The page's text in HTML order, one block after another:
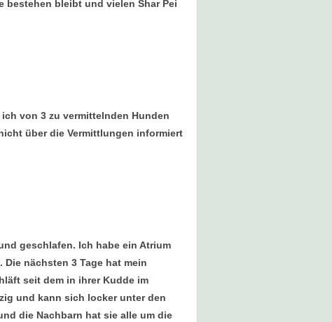
bestehen bleibt und vielen Shar Pei
von 3 zu vermittelnden Hunden
über die Vermittlungen informiert
geschlafen. Ich habe ein Atrium
nächsten 3 Tage hat mein
seit dem in ihrer Kudde im
und kann sich locker unter den
die Nachbarn hat sie alle um die